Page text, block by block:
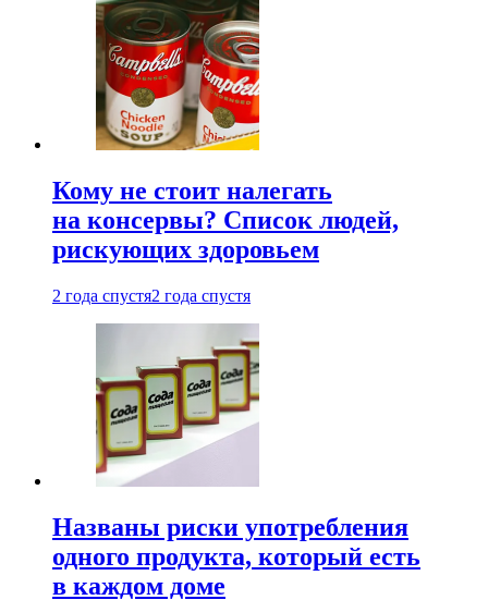
Кому не стоит налегать
на консервы? Список людей,
рискующих здоровьем
2 года спустя2 года спустя
Названы риски употребления
одного продукта, который есть
в каждом доме